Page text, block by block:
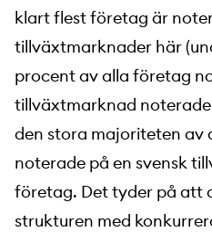
klart flest företag är
tillväxtmarknader här
procent av alla företag
tillväxtmarknad noterade
den stora majoriteten av
noterade på en svensk
företag. Det tyder på att
strukturen med